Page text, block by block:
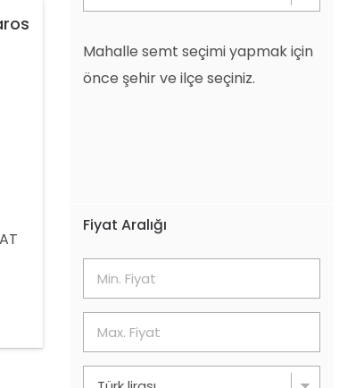
Mahalle semt seçimi yapmak için
önce şehir ve ilçe seçiniz.
Fiyat Aralığı